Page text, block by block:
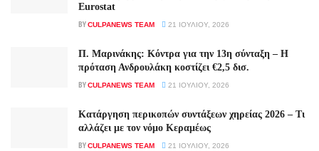
Eurostat
BYCULPANEWS TEAM 21 ΙΟΥΛΊΟΥ, 2026
Π. Μαρινάκης: Κόντρα για την 13η σύνταξη – Η
πρόταση Ανδρουλάκη κοστίζει €2,5 δισ.
BYCULPANEWS TEAM 21 ΙΟΥΛΊΟΥ, 2026
Κατάργηση περικοπών συντάξεων χηρείας 2026 – Τι
αλλάζει με τον νόμο Κεραμέως
BYCULPANEWS TEAM 21 ΙΟΥΛΊΟΥ, 2026